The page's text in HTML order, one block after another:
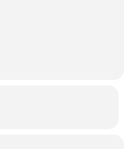
Ministerstva